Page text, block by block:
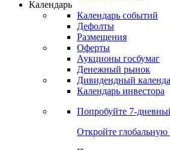
Откройте глобальную
Получить доступ
Календарь
Календарь событий
Дефолты
Размещения
Оферты
Денежный рынок
Календарь инвестора